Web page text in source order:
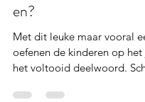
Spel: voltooid
en?
Met dit leuke maar vooral